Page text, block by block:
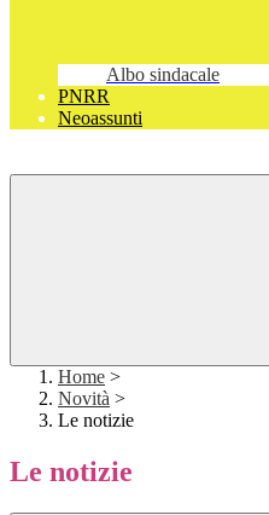
Albo sindacale
PNRR
Neoassunti
Home >
Novità >
Le notizie
Le notizie